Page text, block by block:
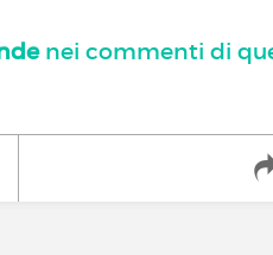
nei commenti di